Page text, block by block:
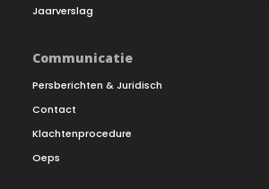
Jaarverslag
Communicatie
Persberichten & Juridisch
Contact
Klachtenprocedure
Oeps